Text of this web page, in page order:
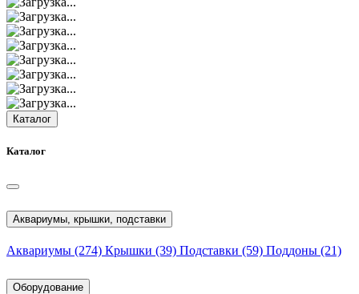
Каталог
Каталог
Аквариумы, крышки, подставки
Аквариумы (274) Крышки (39) Подставки (59) Поддоны (21)
Оборудование